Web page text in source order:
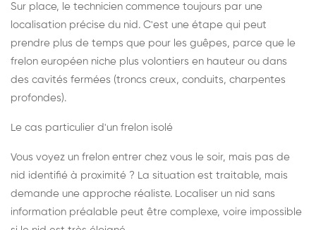
Sur place, le technicien commence toujours par une
localisation précise du nid. C'est une étape qui peut
prendre plus de temps que pour les guêpes, parce que le
frelon européen niche plus volontiers en hauteur ou dans
des cavités fermées (troncs creux, conduits, charpentes
profondes).
Le cas particulier d'un frelon isolé
Vous voyez un frelon entrer chez vous le soir, mais pas de
nid identifié à proximité ? La situation est traitable, mais
demande une approche réaliste. Localiser un nid sans
information préalable peut être complexe, voire impossible